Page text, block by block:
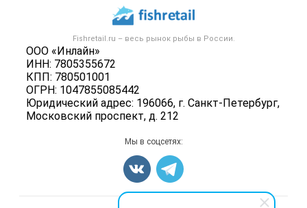
Fishretail.ru – весь рынок рыбы в России.
ООО «Инлайн»
ИНН: 7805355672
КПП: 780501001
ОГРН: 1047855085442
Юридический адрес: 196066, г. Санкт-Петербург,
Московский проспект, д. 212
Публичная оферта
Контактная информация
Политика обработки персональных данных
Новости рынка
Вакансии
Блог
Икра
Рыбопосадочный материал
Полуфабрикаты
Консервы
Карта объявлений
Мы в соцсетях: